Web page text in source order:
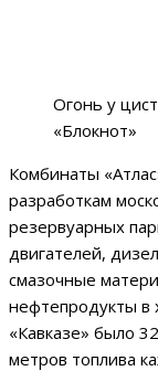
Огонь у
«Блокнот»
Комбинаты
разработкам
резервуарных
двигателей,
смазочные
нефтепродукты в
«Кавказе» было
метров топлива